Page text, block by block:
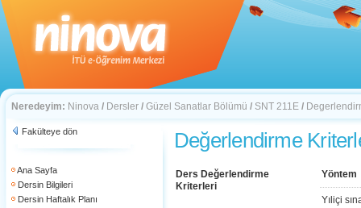
Neredeyim: Ninova / Dersler / Güzel Sanatlar Bölümü / SNT 211E /
Fakülteye dön
Ana Sayfa
Dersin Bilgileri
Dersin Haftalık Planı
Değerlendirme
Ders Değerlendirme
Kriterleri
Yöntem
Yıliçi